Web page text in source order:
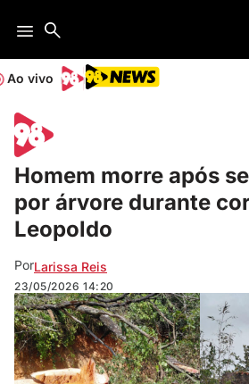
Ao vivo
Homem morre após
por árvore durante
Leopoldo
PorLarissa Reis
23/05/2026 14:20